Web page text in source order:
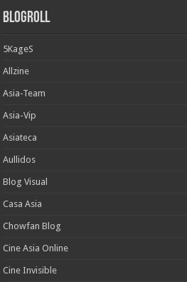
Blogroll
5KageS
Allzine
Asia-Team
Asia-Vip
Asiateca
Aullidos
Blog Visual
Casa Asia
Chowfan Blog
Cine Asia Online
Cine Invisible